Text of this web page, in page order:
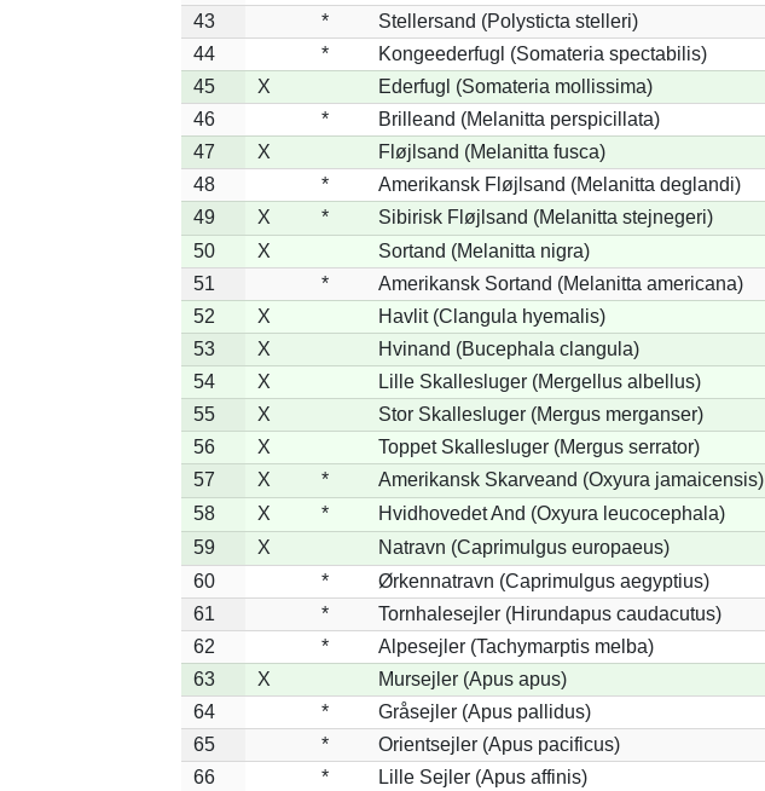
43
*
Stellersand (Polysticta stelleri)
44
*
Kongeederfugl (Somateria spectabilis)
45
X Ederfugl (Somateria mollissima)
46
*
Brilleand (Melanitta perspicillata)
47
X Fløjlsand (Melanitta fusca)
48
*
Amerikansk Fløjlsand (Melanitta deglandi)
49
X * Sibirisk Fløjlsand (Melanitta stejnegeri)
50
X Sortand (Melanitta nigra)
51
*
Amerikansk Sortand (Melanitta americana)
52
X Havlit (Clangula hyemalis)
53
X Hvinand (Bucephala clangula)
54
X Lille Skallesluger (Mergellus albellus)
55
X Stor Skallesluger (Mergus merganser)
56
X Toppet Skallesluger (Mergus serrator)
57
X * Amerikansk Skarveand (Oxyura jamaicensis)
58
X * Hvidhovedet And (Oxyura leucocephala)
59
X Natravn (Caprimulgus europaeus)
60
*
Ørkennatravn (Caprimulgus aegyptius)
61
*
Tornhalesejler (Hirundapus caudacutus)
62
*
Alpesejler (Tachymarptis melba)
63
X Mursejler (Apus apus)
64
*
Gråsejler (Apus pallidus)
65
*
Orientsejler (Apus pacificus)
66
*
Lille Sejler (Apus affinis)